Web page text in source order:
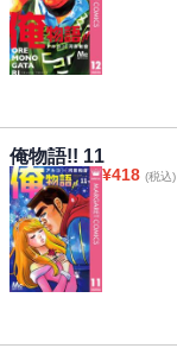
俺物語!! 11
¥418 (税込)